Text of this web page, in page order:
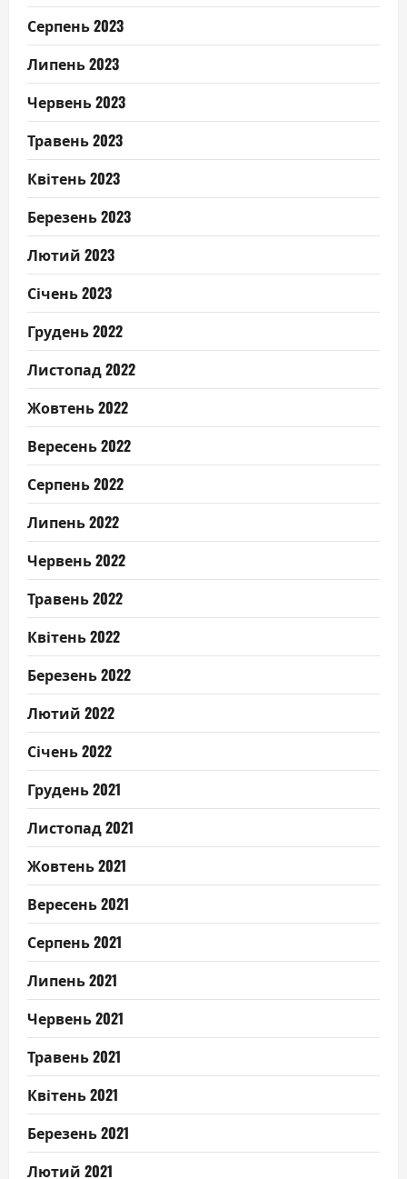
Серпень 2023
Липень 2023
Червень 2023
Травень 2023
Квітень 2023
Березень 2023
Лютий 2023
Січень 2023
Грудень 2022
Листопад 2022
Жовтень 2022
Вересень 2022
Серпень 2022
Липень 2022
Червень 2022
Травень 2022
Квітень 2022
Березень 2022
Лютий 2022
Січень 2022
Грудень 2021
Листопад 2021
Жовтень 2021
Вересень 2021
Серпень 2021
Липень 2021
Червень 2021
Травень 2021
Квітень 2021
Березень 2021
Лютий 2021